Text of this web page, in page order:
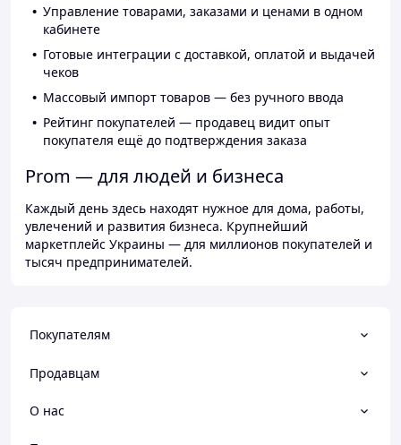
Управление товарами, заказами и ценами в одном
кабинете
Готовые интеграции с доставкой, оплатой и выдачей
чеков
Массовый импорт товаров — без ручного ввода
Рейтинг покупателей — продавец видит опыт
покупателя ещё до подтверждения заказа
Prom — для людей и бизнеса
Каждый день здесь находят нужное для дома, работы,
увлечений и развития бизнеса. Крупнейший
маркетплейс Украины — для миллионов покупателей и
тысяч предпринимателей.
Покупателям
Продавцам
О нас